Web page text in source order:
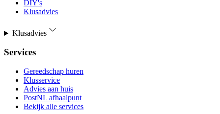
DIY's
Klusadvies
Klusadvies
Services
Gereedschap huren
Klusservice
Advies aan huis
PostNL afhaalpunt
Bekijk alle services